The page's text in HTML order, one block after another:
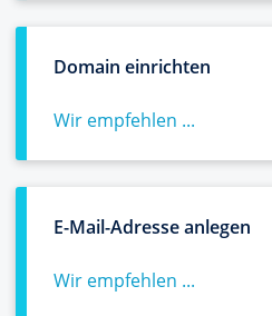
Domain einrichten
Wir empfehlen ...
E-Mail-Adresse anlegen
Wir empfehlen ...